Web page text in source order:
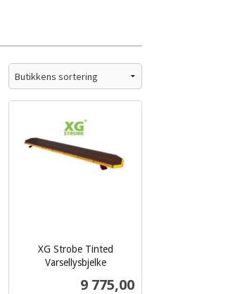
XG Strobe Tinted
Varsellysbjelke
Pris
9 775,00